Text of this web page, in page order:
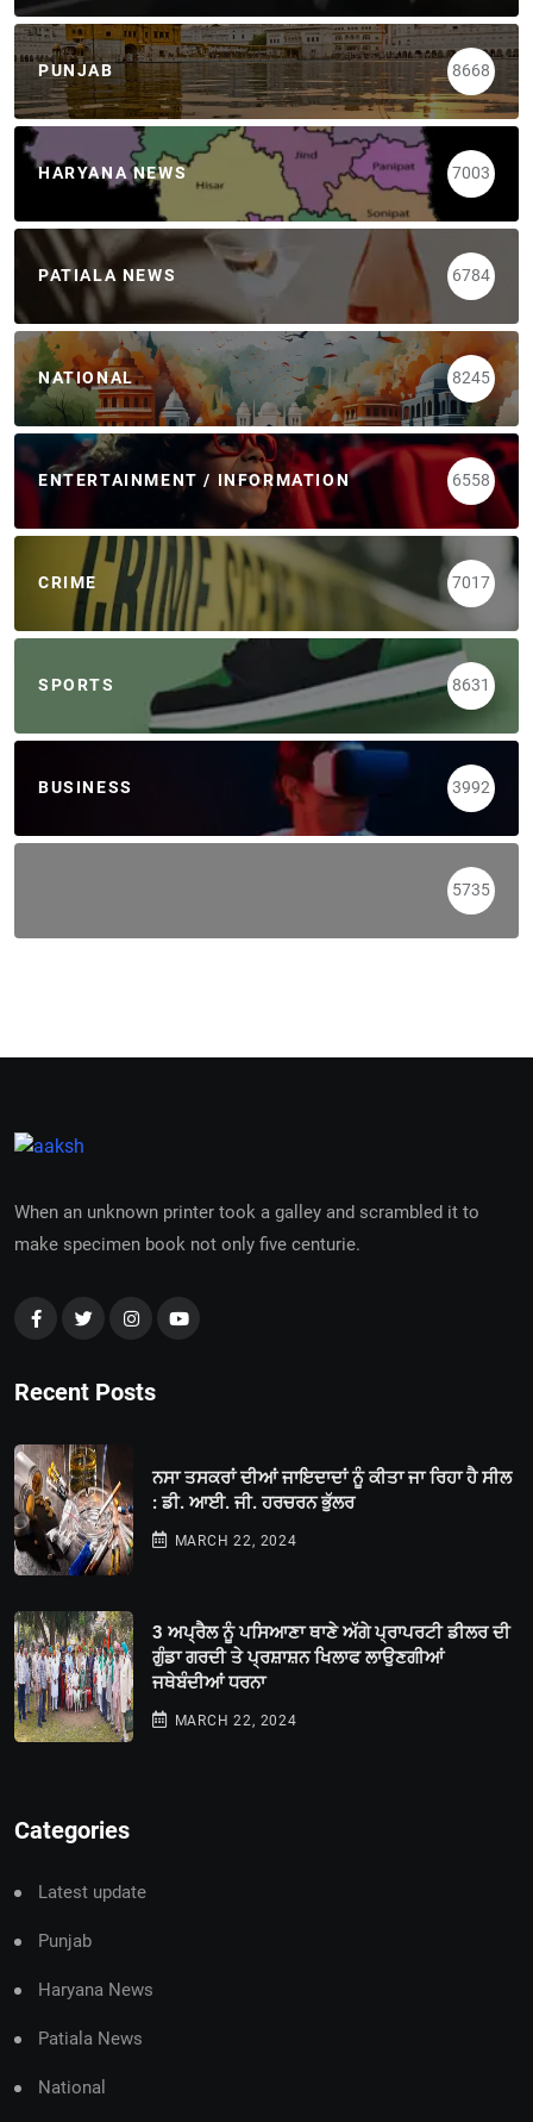
PUNJAB 8668
HARYANA NEWS 7003
PATIALA NEWS 6784
NATIONAL 8245
ENTERTAINMENT / INFORMATION 6558
CRIME 7017
SPORTS 8631
BUSINESS 3992
5735
When an unknown printer took a galley and scrambled it to
make specimen book not only five centurie.
Recent Posts
ਨਸਾ ਤਸਕਰਾਂ ਦੀਆਂ ਜਾਇਦਾਦਾਂ ਨੂੰ ਕੀਤਾ ਜਾ ਰਿਹਾ ਹੈ ਸੀਲ
: ਡੀ. ਆਈ. ਜੀ. ਹਰਚਰਨ ਭੁੱਲਰ
MARCH 22, 2024
3 ਅਪ੍ਰੈਲ ਨੂੰ ਪਸਿਆਣਾ ਥਾਣੇ ਅੱਗੇ ਪ੍ਰਾਪਰਟੀ ਡੀਲਰ ਦੀ
ਗੁੰਡਾ ਗਰਦੀ ਤੇ ਪ੍ਰਸ਼ਾਸ਼ਨ ਖਿਲਾਫ ਲਾਉਣਗੀਆਂ
ਜਥੇਬੰਦੀਆਂ ਧਰਨਾ
MARCH 22, 2024
Categories
Latest update
Punjab
Haryana News
Patiala News
National